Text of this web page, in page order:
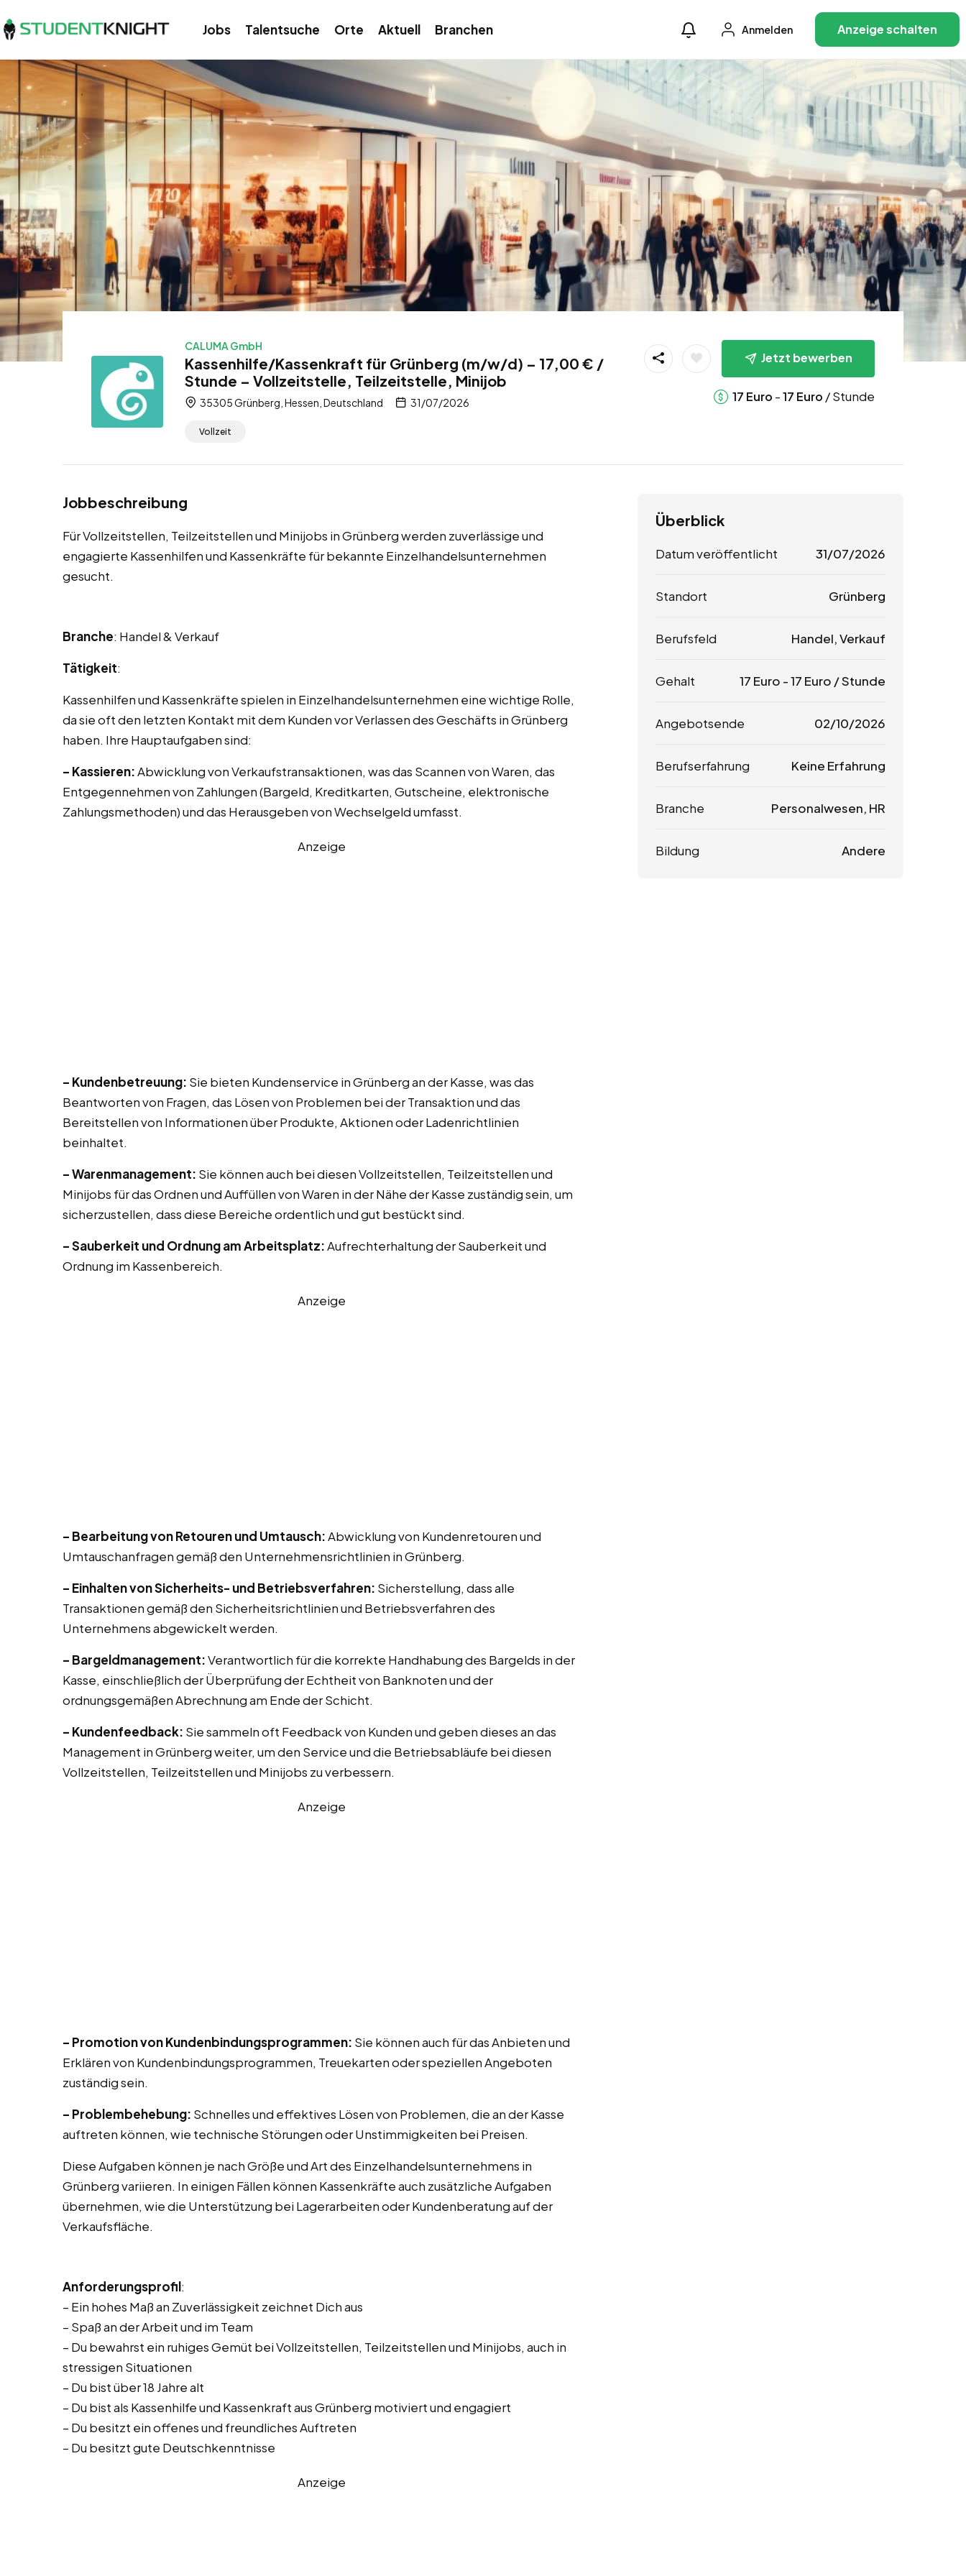
Jobs Talentsuche Orte Aktuell Branchen Anmelden Anzeige schalten
CALUMA GmbH
Kassenhilfe/Kassenkraft für Grünberg (m/w/d) – 17,00 € /
Stunde – Vollzeitstelle, Teilzeitstelle, Minijob
35305 Grünberg, Hessen, Deutschland 31/07/2026
Vollzeit
Jetzt bewerben
17 Euro -17 Euro / Stunde
Jobbeschreibung
Für Vollzeitstellen, Teilzeitstellen und Minijobs in Grünberg werden zuverlässige und
engagierte Kassenhilfen und Kassenkräfte für bekannte Einzelhandelsunternehmen
gesucht.
Branche: Handel & Verkauf
Tätigkeit:
Kassenhilfen und Kassenkräfte spielen in Einzelhandelsunternehmen eine wichtige Rolle,
da sie oft den letzten Kontakt mit dem Kunden vor Verlassen des Geschäfts in Grünberg
haben. Ihre Hauptaufgaben sind:
– Kassieren:Abwicklung von Verkaufstransaktionen, was das Scannen von Waren, das
Entgegennehmen von Zahlungen (Bargeld, Kreditkarten, Gutscheine, elektronische
Zahlungsmethoden) und das Herausgeben von Wechselgeld umfasst.
Anzeige
– Kundenbetreuung: Sie bieten Kundenservice in Grünberg an der Kasse, was das
Beantworten von Fragen, das Lösen von Problemen bei der Transaktion und das
Bereitstellen von Informationen über Produkte, Aktionen oder Ladenrichtlinien
beinhaltet.
– Warenmanagement: Sie können auch bei diesen Vollzeitstellen, Teilzeitstellen und
Minijobs für das Ordnen und Auffüllen von Waren in der Nähe der Kasse zuständig sein, um
sicherzustellen, dass diese Bereiche ordentlich und gut bestückt sind.
– Sauberkeit und Ordnung am Arbeitsplatz:Aufrechterhaltung der Sauberkeit und
Ordnung im Kassenbereich.
Anzeige
– Bearbeitung von Retouren und Umtausch:Abwicklung von Kundenretouren und
Umtauschanfragen gemäß den Unternehmensrichtlinien in Grünberg.
– Einhalten von Sicherheits- und Betriebsverfahren: Sicherstellung, dass alle
Transaktionen gemäß den Sicherheitsrichtlinien und Betriebsverfahren des
Unternehmens abgewickelt werden.
– Bargeldmanagement:Verantwortlich für die korrekte Handhabung des Bargelds in der
Kasse, einschließlich der Überprüfung der Echtheit von Banknoten und der
ordnungsgemäßen Abrechnung am Ende der Schicht.
– Kundenfeedback: Sie sammeln oft Feedback von Kunden und geben dieses an das
Management in Grünberg weiter, um den Service und die Betriebsabläufe bei diesen
Vollzeitstellen, Teilzeitstellen und Minijobs zu verbessern.
Anzeige
– Promotion von Kundenbindungsprogrammen: Sie können auch für das Anbieten und
Erklären von Kundenbindungsprogrammen, Treuekarten oder speziellen Angeboten
zuständig sein.
– Problembehebung: Schnelles und effektives Lösen von Problemen, die an der Kasse
auftreten können, wie technische Störungen oder Unstimmigkeiten bei Preisen.
Diese Aufgaben können je nach Größe und Art des Einzelhandelsunternehmens in
Grünberg variieren. In einigen Fällen können Kassenkräfte auch zusätzliche Aufgaben
übernehmen, wie die Unterstützung bei Lagerarbeiten oder Kundenberatung auf der
Verkaufsfläche.
Anforderungsprofil:
– Ein hohes Maß an Zuverlässigkeit zeichnet Dich aus
– Spaß an der Arbeit und im Team
– Du bewahrst ein ruhiges Gemüt bei Vollzeitstellen, Teilzeitstellen und Minijobs, auch in
stressigen Situationen
– Du bist über 18 Jahre alt
– Du bist als Kassenhilfe und Kassenkraft aus Grünberg motiviert und engagiert
– Du besitzt ein offenes und freundliches Auftreten
– Du besitzt gute Deutschkenntnisse
Anzeige
Überblick
Datum veröffentlicht 31/07/2026
Standort Grünberg
Berufsfeld Handel, Verkauf
Gehalt 17 Euro -17 Euro / Stunde
Angebotsende 02/10/2026
Berufserfahrung Keine Erfahrung
Branche Personalwesen, HR
Bildung Andere